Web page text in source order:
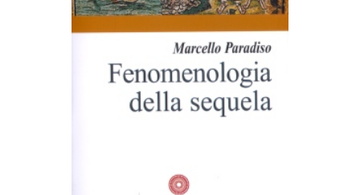
AGGIUNGI AL CARRELLO